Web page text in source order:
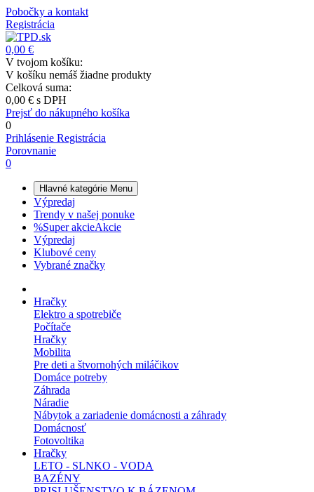
Pobočky a kontakt
Registrácia
0,00 €
V tvojom košíku:
V košíku nemáš žiadne produkty
Celková suma:
0,00 € s DPH
Prejsť do nákupného košíka
0
Prihlásenie Registrácia
Porovnanie
0
Hlavné kategórie Menu
Výpredaj
Trendy v našej ponuke
%Super akcieAkcie
Výpredaj
Klubové ceny
Vybrané značky
Hračky
Elektro a spotrebiče
Počítače
Hračky
Mobilita
Pre deti a štvornohých miláčikov
Domáce potreby
Záhrada
Náradie
Nábytok a zariadenie domácnosti a záhrady
Domácnosť
Fotovoltika
Hračky
LETO - SLNKO - VODA
BAZÉNY